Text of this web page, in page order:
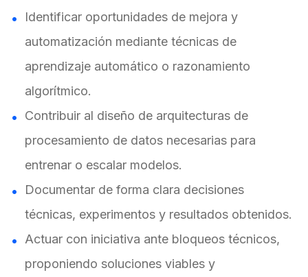
Identificar oportunidades de mejora y
automatización mediante técnicas de
aprendizaje automático o razonamiento
algorítmico.
Contribuir al diseño de arquitecturas de
procesamiento de datos necesarias para
entrenar o escalar modelos.
Documentar de forma clara decisiones
técnicas, experimentos y resultados obtenidos.
Actuar con iniciativa ante bloqueos técnicos,
proponiendo soluciones viables y